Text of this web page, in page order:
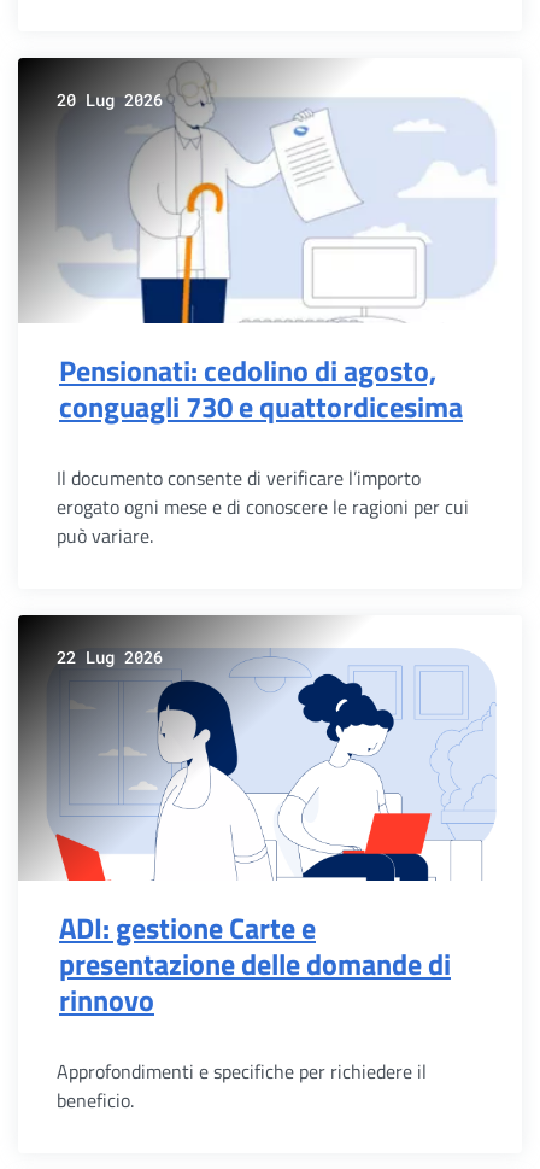
20 Lug 2026
Pensionati: cedolino di agosto,
conguagli 730 e quattordicesima
Il documento consente di verificare l’importo
erogato ogni mese e di conoscere le ragioni per cui
può variare.
22 Lug 2026
ADI: gestione Carte e
presentazione delle domande di
rinnovo
Approfondimenti e specifiche per richiedere il
beneficio.